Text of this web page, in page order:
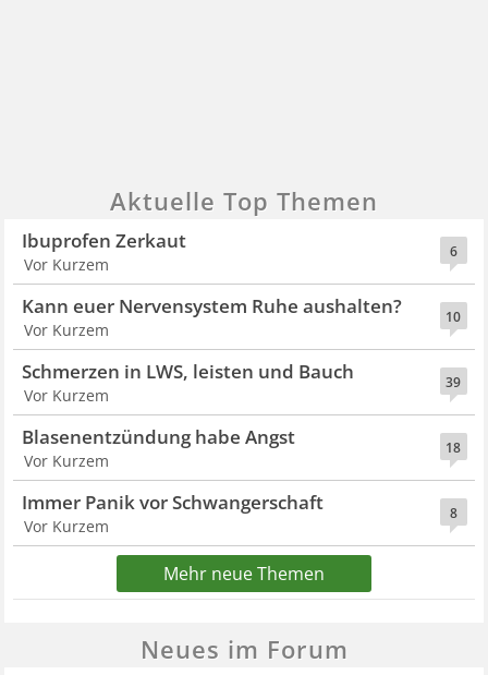
Aktuelle Top Themen
6
Ibuprofen Zerkaut
Vor Kurzem
10
Kann euer Nervensystem Ruhe aushalten?
Vor Kurzem
39
Schmerzen in LWS, leisten und Bauch
Vor Kurzem
18
Blasenentzündung habe Angst
Vor Kurzem
8
Immer Panik vor Schwangerschaft
Vor Kurzem
Mehr neue Themen
Neues im Forum